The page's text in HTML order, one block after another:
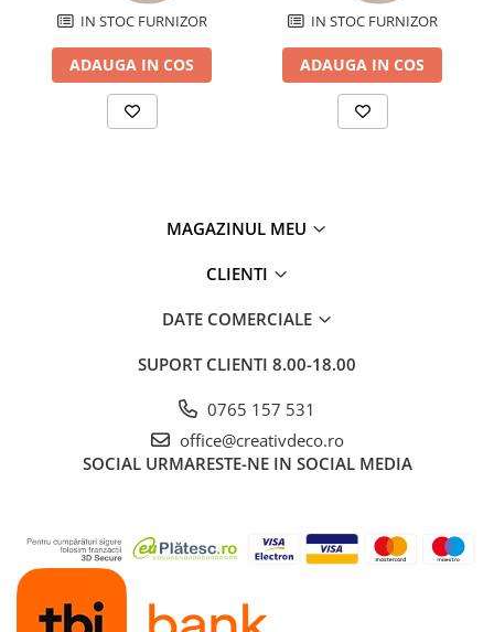
IN STOC FURNIZOR
ADAUGA IN COS
IN STOC FURNIZOR
ADAUGA IN COS
MAGAZINUL MEU
CLIENTI
DATE COMERCIALE
SUPORT CLIENTI 8.00-18.00
0765 157 531
office@creativdeco.ro
SOCIAL URMARESTE-NE IN SOCIAL MEDIA